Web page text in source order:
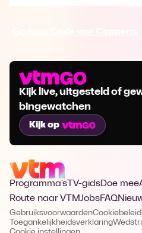
Kijk live, uitgesteld of
bingewatchen
Kijk op
Programma's TV-gidsDoe mee
Route naar VTMJobsFAQ
GebruiksvoorwaardenCookiebeleid
Toegankelijkheidsverklaring